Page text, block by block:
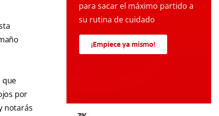
que
por
notarás
para sacar el máximo partido a
su rutina de cuidado
¡Empiece ya mismo!